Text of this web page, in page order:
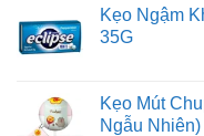
Kẹo Ngậm
35G
Kẹo Mút
Ngẫu Nhiên)